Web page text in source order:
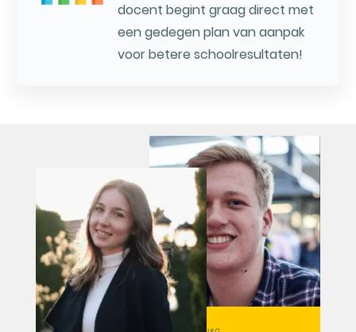
docent begint graag direct met
een gedegen plan van aanpak
voor betere schoolresultaten!
Niek